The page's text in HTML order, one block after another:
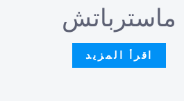
ماسترباتش
اقرأ المزيد